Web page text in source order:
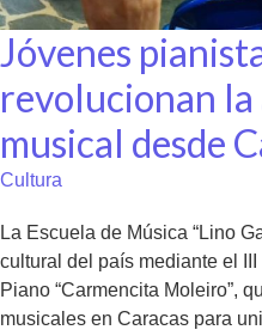
Jóvenes
revolucionan la
musical desde
Cultura
La Escuela de Música “Lino
cultural del país mediante el
Piano “Carmencita Moleiro”,
musicales en Caracas para